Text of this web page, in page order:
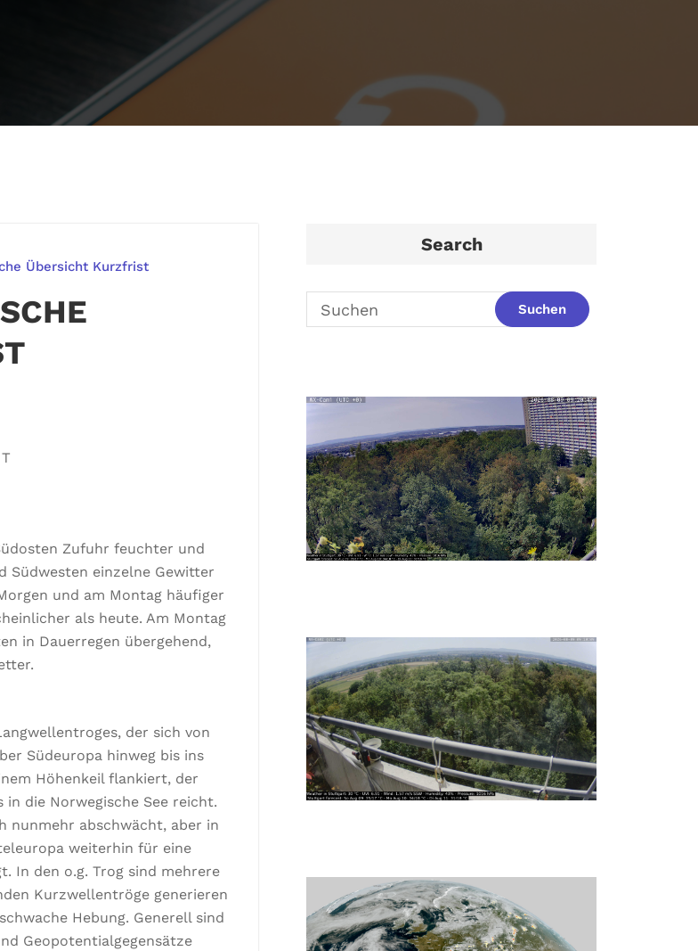
Übersicht Kurzfrist
Zufuhr feuchter und
Südwesten einzelne Gewitter
und am Montag häufiger
als heute. Am Montag
in Dauerregen übergehend,
der sich von
Südeuropa hinweg bis ins
Höhenkeil flankiert, der
die Norwegische See reicht.
nunmehr abschwächt, aber in
weiterhin für eine
In den o.g. Trog sind mehrere
Kurzwellentröge generieren
Hebung. Generell sind
Geopotentialgegensätze
Search